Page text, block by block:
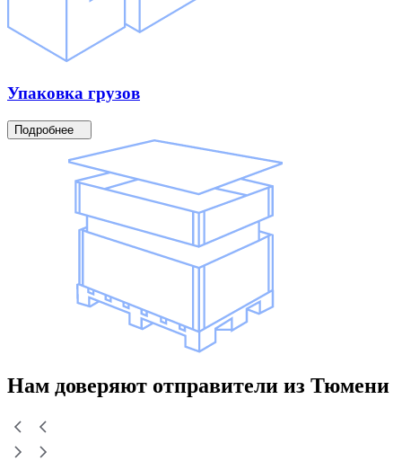
Упаковка грузов
Подробнее
Нам доверяют отправители из Тюмени